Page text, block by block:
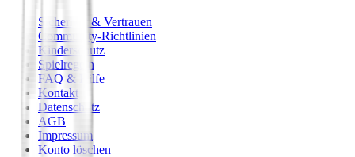
Sicherheit & Vertrauen
Community-Richtlinien
Kinderschutz
Spielregeln
FAQ & Hilfe
Kontakt
Datenschutz
AGB
Impressum
Konto löschen